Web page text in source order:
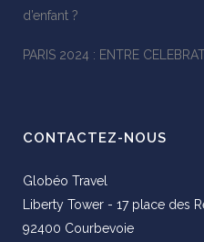
d’enfant ?
PARIS 2024 : ENTRE
CONTACTEZ-NOUS
Globéo Travel
Liberty Tower - 17 place des
92400 Courbevoie